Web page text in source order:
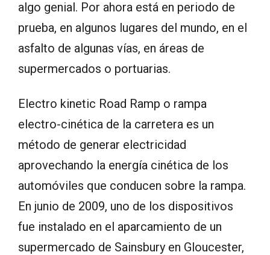
algo genial. Por ahora está en periodo de
prueba, en algunos lugares del mundo, en el
asfalto de algunas vías, en áreas de
supermercados o portuarias.
Electro kinetic Road Ramp o rampa
electro-cinética de la carretera es un
método de generar electricidad
aprovechando la energía cinética de los
automóviles que conducen sobre la rampa.
En junio de 2009, uno de los dispositivos
fue instalado en el aparcamiento de un
supermercado de Sainsbury en Gloucester,